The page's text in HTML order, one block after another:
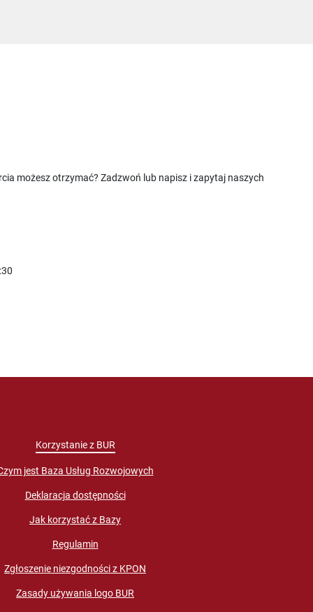
możesz otrzymać? Zadzwoń lub napisz i zapytaj naszych
Korzystanie z BUR
jest Baza Usług Rozwojowych
Deklaracja dostępności
Jak korzystać z Bazy
Regulamin
Zgłoszenie niezgodności z KPON
Zasady używania logo BUR